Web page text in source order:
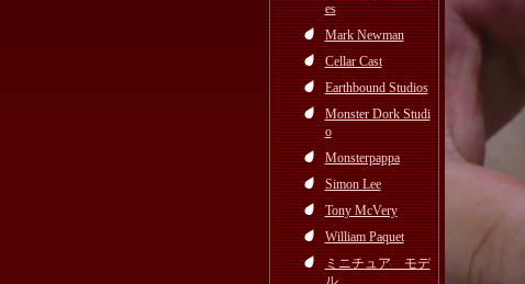
es
Mark Newman
Cellar Cast
Earthbound Studios
Monster Dork Studi
o
Monsterpappa
Simon Lee
Tony McVery
William Paquet
ミニチュア モデ
ル